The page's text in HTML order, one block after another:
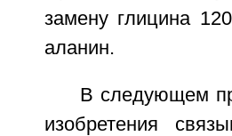
замену глицина
аланин.
В следующем
изобретения